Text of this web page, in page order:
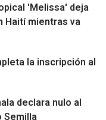
'Melissa' deja
Haití mientras va
la inscripción al
declara nulo al
Semilla